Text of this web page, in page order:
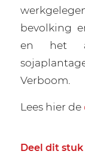
bevolking
en het
Verboom.
Lees hier de
Deel dit stuk